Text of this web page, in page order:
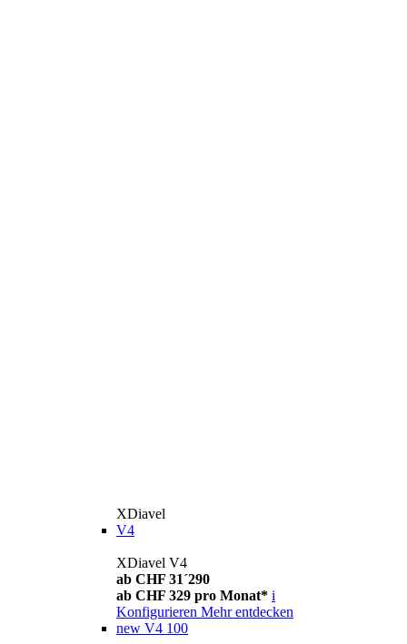
XDiavel
V4
XDiavel V4
ab CHF 31´290
ab CHF 329 pro Monat* i
Konfigurieren Mehr entdecken
new V4 100